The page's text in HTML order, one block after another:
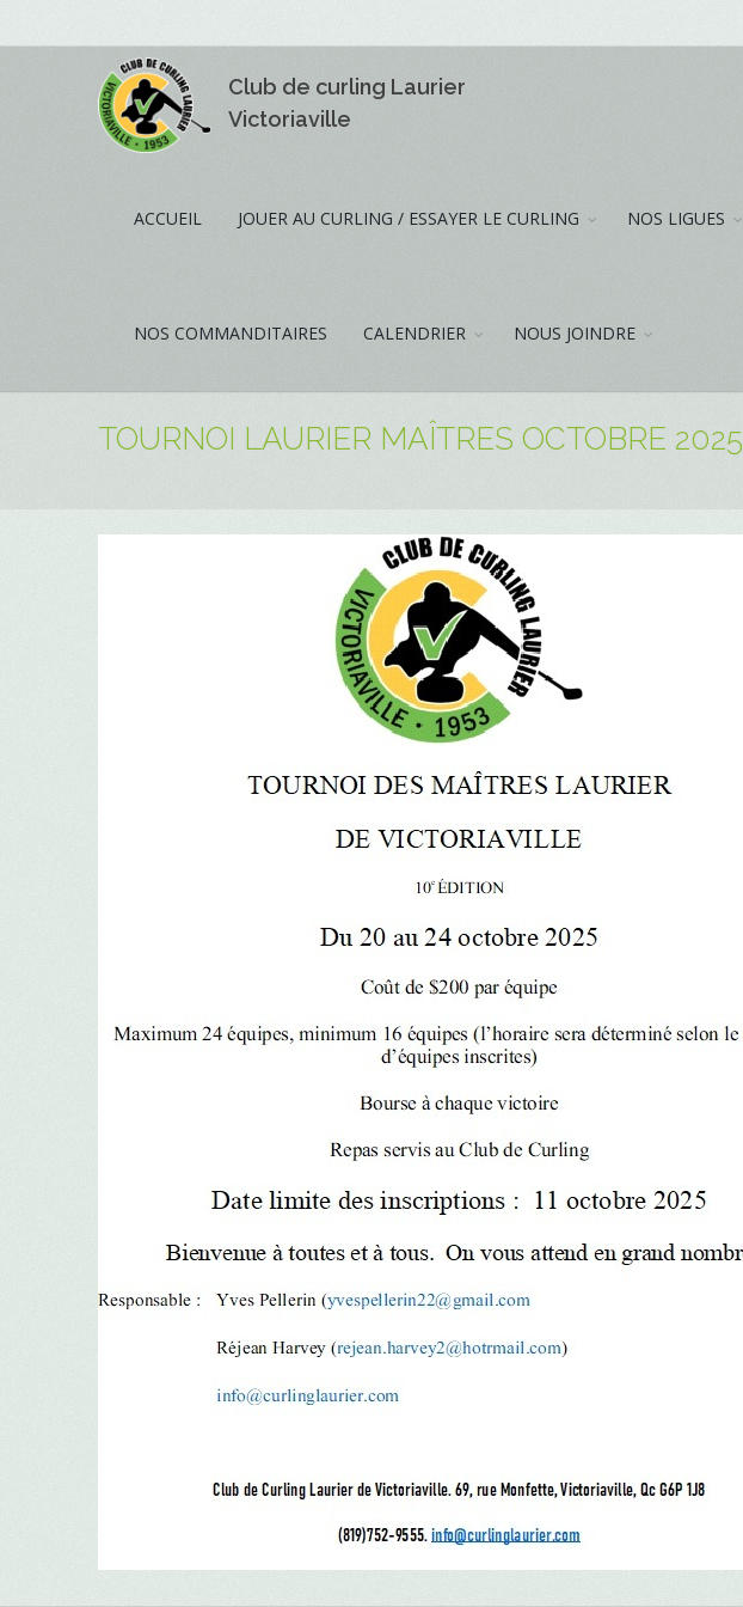
Club de curling Laurier
Victoriaville
ACCUEIL JOUER AU CURLING / ESSAYER LE CURLING NOS LIGUES
NOS COMMANDITAIRES CALENDRIER NOUS JOINDRE
TOURNOI LAURIER MAÎTRES OCTOBRE 2025